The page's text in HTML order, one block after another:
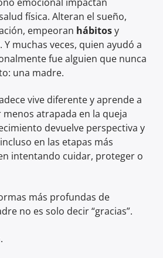
física. Alteran el sueño,
empeoran hábitosy
muchas veces, quien ayudó a
fue alguien que nunca
una madre.
vive diferente y aprende a
atrapada en la queja
devuelve perspectiva y
en las etapas más
intentando cuidar, proteger o
más profundas de
no es solo decir “gracias”.